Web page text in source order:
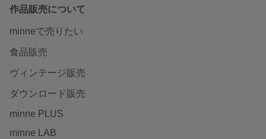
作品販売について
minneで売りたい
食品販売
ヴィンテージ販売
ダウンロード販売
minne PLUS
minne LAB